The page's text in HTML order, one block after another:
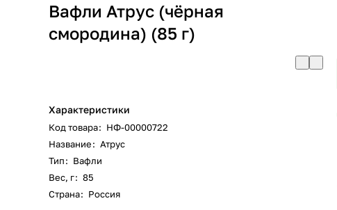
Вафли Атрус (чёрная
смородина) (85 г)
Характеристики
Код товара: НФ-00000722
Название: Атрус
Тип: Вафли
Вес, г: 85
Страна: Россия